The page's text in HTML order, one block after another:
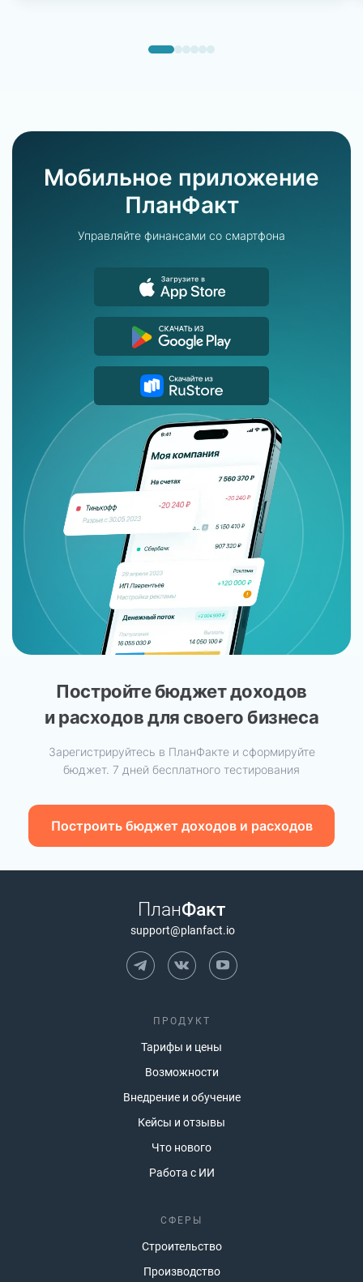
Мобильное приложение
ПланФакт
Управляйте финансами со смартфона
Постройте бюджет доходов
и расходов для своего бизнеса
Зарегистрируйтесь в ПланФакте и сформируйте
бюджет. 7 дней бесплатного тестирования
Построить бюджет доходов и расходов
ПланФакт
support@planfact.io
ПРОДУКТ
Тарифы и цены
Возможности
Внедрение и обучение
Кейсы и отзывы
Что нового
Работа с ИИ
СФЕРЫ
Строительство
Производство